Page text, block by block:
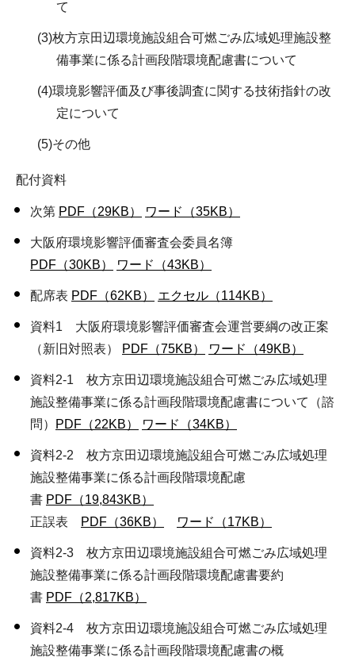
て
(3)枚方京田辺環境施設組合可燃ごみ広域処理施設整
備事業に係る計画段階環境配慮書について
(4)環境影響評価及び事後調査に関する技術指針の改
定について
(5)その他
配付資料
次第 PDF（29KB） ワード（35KB）
大阪府環境影響評価審査会委員名簿
PDF（30KB）
ワード（43KB）
配席表 PDF（62KB） エクセル（114KB）
資料1 大阪府環境影響評価審査会運営要綱の改正案
（新旧対照表）
PDF（75KB） ワード（49KB）
資料2-1 枚方京田辺環境施設組合可燃ごみ広域処理
施設整備事業に係る計画段階環境配慮書について（諮
問）
PDF（22KB） ワード（34KB）
資料2-2 枚方京田辺環境施設組合可燃ごみ広域処理
施設整備事業に係る計画段階環境配慮
書 PDF（19,843KB）
正誤表
PDF（36KB） ワード（17KB）
資料2-3 枚方京田辺環境施設組合可燃ごみ広域処理
施設整備事業に係る計画段階環境配慮書要約
書 PDF（2,817KB）
資料2-4 枚方京田辺環境施設組合可燃ごみ広域処理
施設整備事業に係る計画段階環境配慮書の概